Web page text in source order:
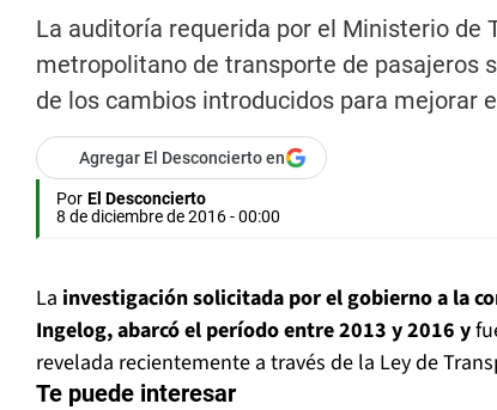
La auditoría requerida por el Ministerio de
metropolitano de transporte de pasajeros
de los cambios introducidos para mejorar
Agregar El Desconcierto en
Por El Desconcierto
8 de diciembre de 2016 - 00:00
La investigación solicitada por el gobierno a la
Ingelog, abarcó el período entre 2013 y 2016 y
revelada recientemente a través de la Ley de
Te puede interesar